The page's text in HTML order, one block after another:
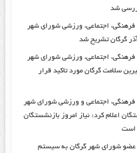
شد
اجتماعی، ورزشی شورای شهر
اجتماعی، ورزشی شورای شهر
سلامت گرگان مورد تاکید قرار
اجتماعی و ورزشی شورای شهر
اعلام کرد: نیاز امروز بازنشستگان
است
عضو شورای شهر گرگان به سیستم